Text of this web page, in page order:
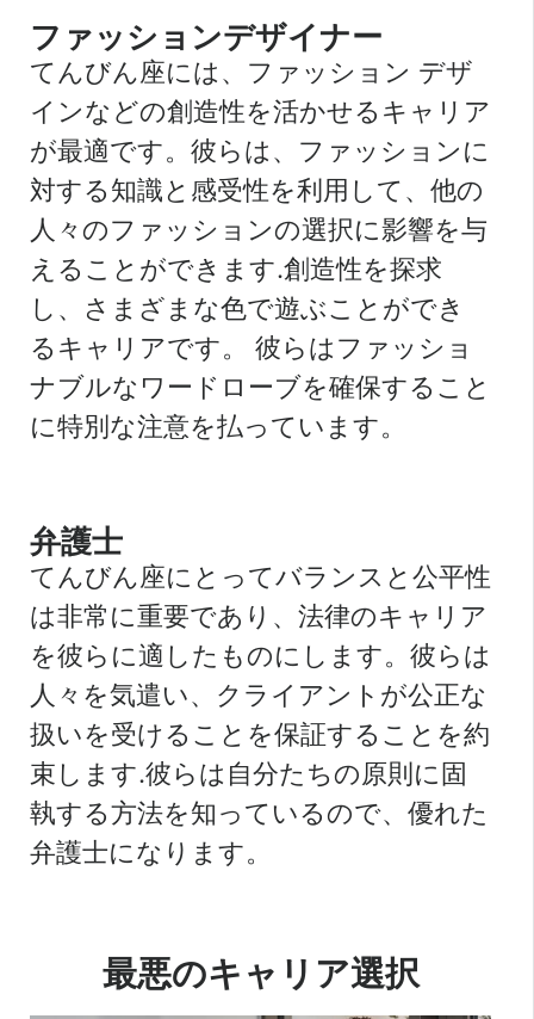
ファッションデザイナー
てんびん座には、ファッション デザ
インなどの創造性を活かせるキャリア
が最適です。彼らは、ファッションに
対する知識と感受性を利用して、他の
人々のファッションの選択に影響を与
えることができます.創造性を探求
し、さまざまな色で遊ぶことができ
るキャリアです。
彼らはファッショ
ナブルなワードローブを確保すること
に特別な注意を払っています。
弁護士
てんびん座にとってバランスと公平性
は非常に重要であり、法律のキャリア
を彼らに適したものにします。彼らは
人々を気遣い、クライアントが公正な
扱いを受けることを保証することを約
束します.彼らは自分たちの原則に固
執する方法を知っているので、優れた
弁護士になります。
最悪のキャリア選択